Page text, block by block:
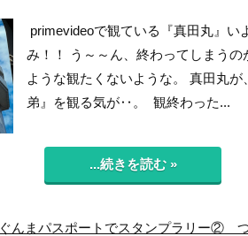
primevideoで観ている『真田丸』い
み！！ う～～ん、終わってしまう
ような観たくないような。 真田丸
弟』を観る気が‥。 観終わった...
...続きを読む »
ぐんまパスポートでスタンプラリー②